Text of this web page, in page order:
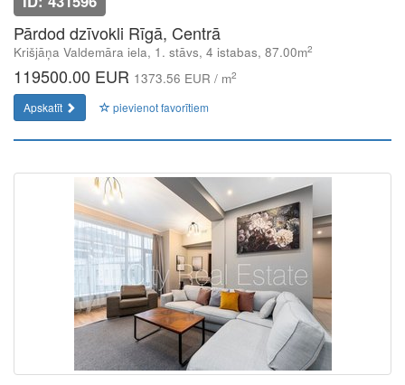
Pārdod dzīvokli Rīgā, Centrā
Krišjāņa Valdemāra iela, 1. stāvs, 4 istabas, 87.00m2
119500.00 EUR 1373.56 EUR / m2
Apskatīt pievienot favorītiem